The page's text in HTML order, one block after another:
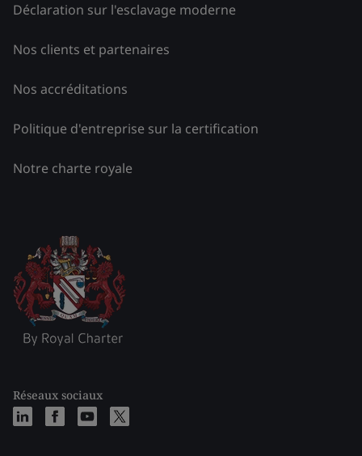
Déclaration sur l'esclavage moderne
Nos clients et partenaires
Nos accréditations
Politique d'entreprise sur la certification
Notre charte royale
Réseaux sociaux